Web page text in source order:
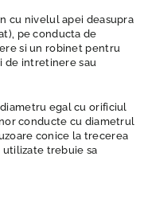
cu nivelul apei deasupra
pe conducta de
si un robinet pentru
de intretinere sau
egal cu orificiul
conducte cu diametrul
conice la trecerea
trebuie sa